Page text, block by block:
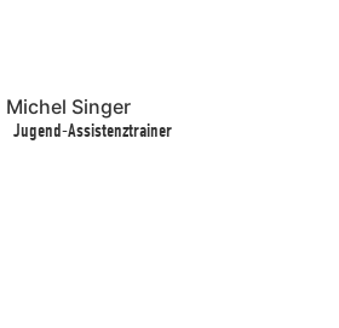
Michel Singer
Jugend-Assistenztrainer